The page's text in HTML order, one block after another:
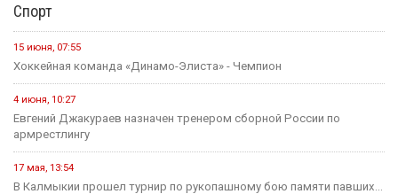
Спорт
15 июня, 07:55
Хоккейная команда «Динамо-Элиста» - Чемпион
4 июня, 10:27
Евгений Джакураев назначен тренером сборной России по
армрестлингу
17 мая, 13:54
В Калмыкии прошел турнир по рукопашному бою памяти павших...